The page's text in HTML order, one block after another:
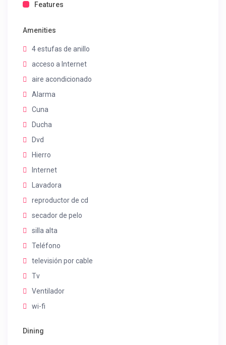
Features
Amenities
4 estufas de anillo
acceso a Internet
aire acondicionado
Alarma
Cuna
Ducha
Dvd
Hierro
Internet
Lavadora
reproductor de cd
secador de pelo
silla alta
Teléfono
televisión por cable
Tv
Ventilador
wi-fi
Dining